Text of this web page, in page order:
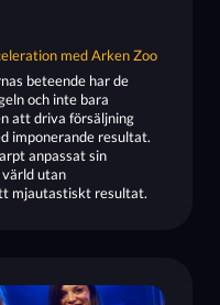
med Arken Zoo
beteende har de
och inte bara
att driva försäljning
imponerande resultat.
anpassat sin
utan
mjautastiskt resultat.